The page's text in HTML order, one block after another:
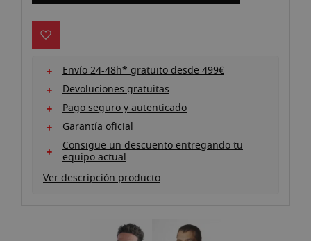
Envío 24-48h* gratuito desde 499€
Devoluciones gratuitas
Pago seguro y autenticado
Garantía oficial
Consigue un descuento entregando tu
equipo actual
Ver descripción producto